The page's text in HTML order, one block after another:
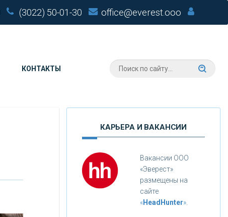
(3022) 50-01-30 office@everest.ooo
КОНТАКТЫ
КАРЬЕРА И ВАКАНСИИ
Вакансии ООО
«Эверест»
размещены на
сайте
«HeadHunter»